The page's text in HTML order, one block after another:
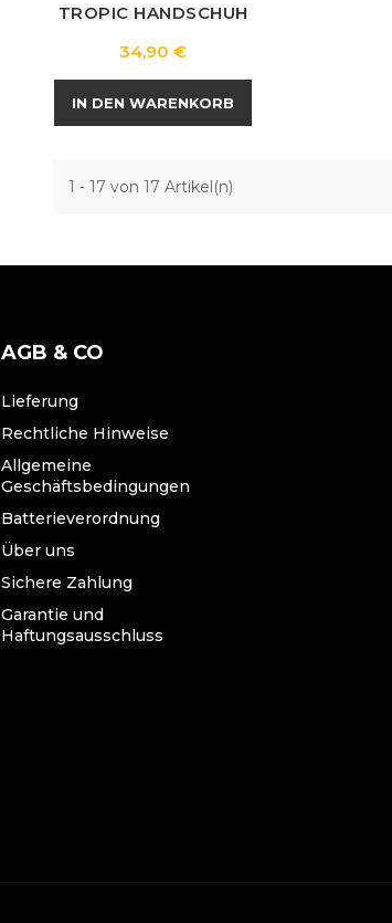
TROPIC HANDSCHUH
Preis
34,90 €
IN DEN WARENKORB
1 - 17 von 17 Artikel(n)
AGB & CO
Lieferung
Rechtliche Hinweise
Allgemeine
Geschäftsbedingungen
Batterieverordnung
Über uns
Sichere Zahlung
Garantie und
Haftungsausschluss